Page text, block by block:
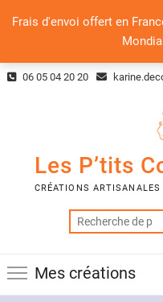
Frais d'envoi offert en
Skip 06 05 04 20 20
Les P’tits
CRÉATIONS
Mes créations